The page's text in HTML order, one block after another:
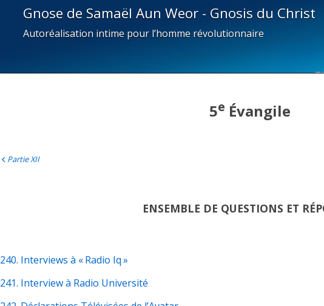
Gnose de Samaël Aun Weor - Gnosis du Christ
Autoréalisation intime pour l’homme révolutionnaire
5e Évangile
Partie XII
ENSEMBLE DE QUESTIONS ET
240. Interviews à « Radio Iq »
241. Interview à Radio Université